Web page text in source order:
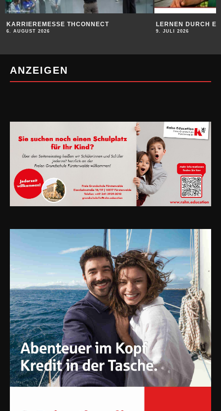
LERNEN DURCH ERFAHRUNG
9. JULI 2026
AUFBRUCH IN
9. JULI 2026
ANZEIGEN